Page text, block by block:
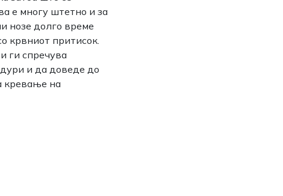
е многу штетно и за
нозе долго време
крвниот притисок.
ги спречува
и да доведе до
кревање на